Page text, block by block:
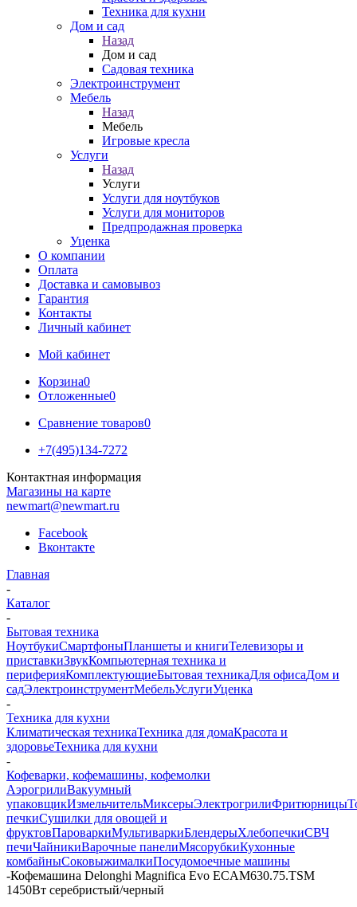
Техника для кухни
Дом и сад
Назад
Дом и сад
Садовая техника
Электроинструмент
Мебель
Назад
Мебель
Игровые кресла
Услуги
Назад
Услуги
Услуги для ноутбуков
Услуги для мониторов
Предпродажная проверка
Уценка
О компании
Оплата
Доставка и самовывоз
Гарантия
Контакты
Личный кабинет
Мой кабинет
Корзина0
Отложенные0
Сравнение товаров0
+7(495)134-7272
Контактная информация
Магазины на карте
newmart@newmart.ru
Facebook
Вконтакте
Главная
-
Каталог
-
Бытовая техника
НоутбукиСмартфоныПланшеты и книгиТелевизоры и
приставкиЗвукКомпьютерная техника и
периферияКомплектующиеБытовая техникаДля офисаДом и
садЭлектроинструментМебельУслугиУценка
-
Техника для кухни
Климатическая техникаТехника для домаКрасота и
здоровьеТехника для кухни
-
Кофеварки, кофемашины, кофемолки
АэрогрилиВакуумный
упаковщикИзмельчительМиксерыЭлектрогрилиФритюрницы
печкиСушилки для овощей и
фруктовПароваркиМультиваркиБлендерыХлебопечкиСВЧ
печиЧайникиВарочные панелиМясорубкиКухонные
комбайныСоковыжималкиПосудомоечные машины
-Кофемашина Delonghi Magnifica Evo ECAM630.75.TSM
1450Вт серебристый/черный